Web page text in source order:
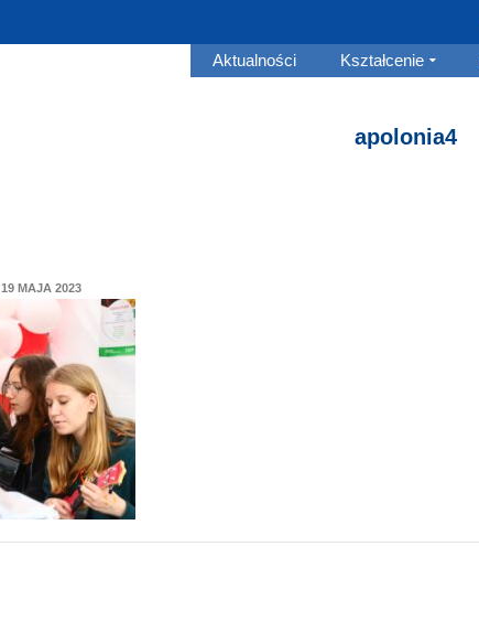
Aktualności Kształcenie
apolonia4
19 MAJA 2023